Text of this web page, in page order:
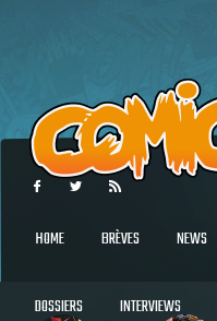
HOME BRÈVES NEWS
DOSSIERS INTERVIEWS